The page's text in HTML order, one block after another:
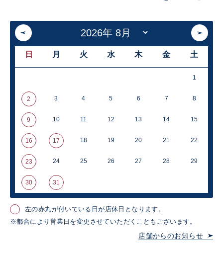
日 月 火 水 木 金 土
1
2 3 4 5 6 7 8
9 10 11 12 13 14 15
16 17 18 19 20 21 22
23 24 25 26 27 28 29
30 31
左の赤丸が付いている日が店休日となります。
※都合により営業日を変更させていただくこともございます。
店舗からのお知らせ